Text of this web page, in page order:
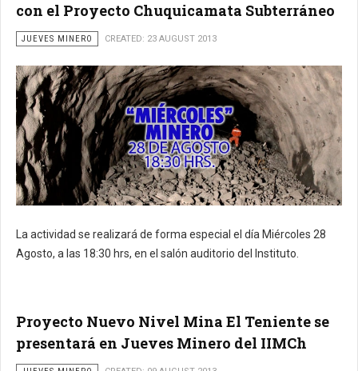
con el Proyecto Chuquicamata Subterráneo
JUEVES MINERO CREATED: 23 AUGUST 2013
La actividad se realizará de forma especial el día Miércoles 28
Agosto, a las 18:30 hrs, en el salón auditorio del Instituto.
Proyecto Nuevo Nivel Mina El Teniente se
presentará en Jueves Minero del IIMCh